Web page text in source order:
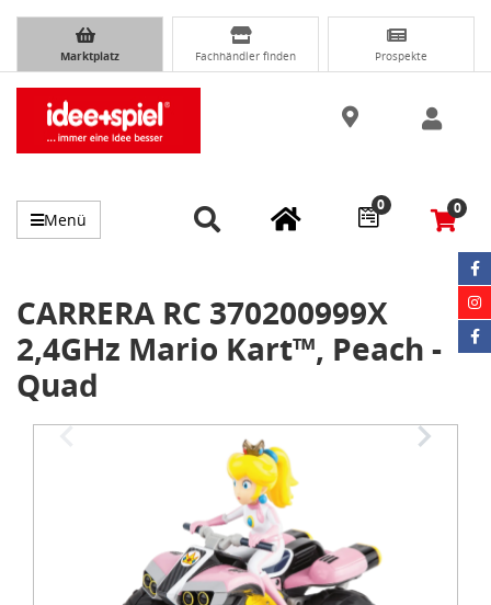
Marktplatz Fachhändler finden Prospekte
Menü
0 0
CARRERA RC 370200999X
2,4GHz Mario Kart™, Peach -
Quad